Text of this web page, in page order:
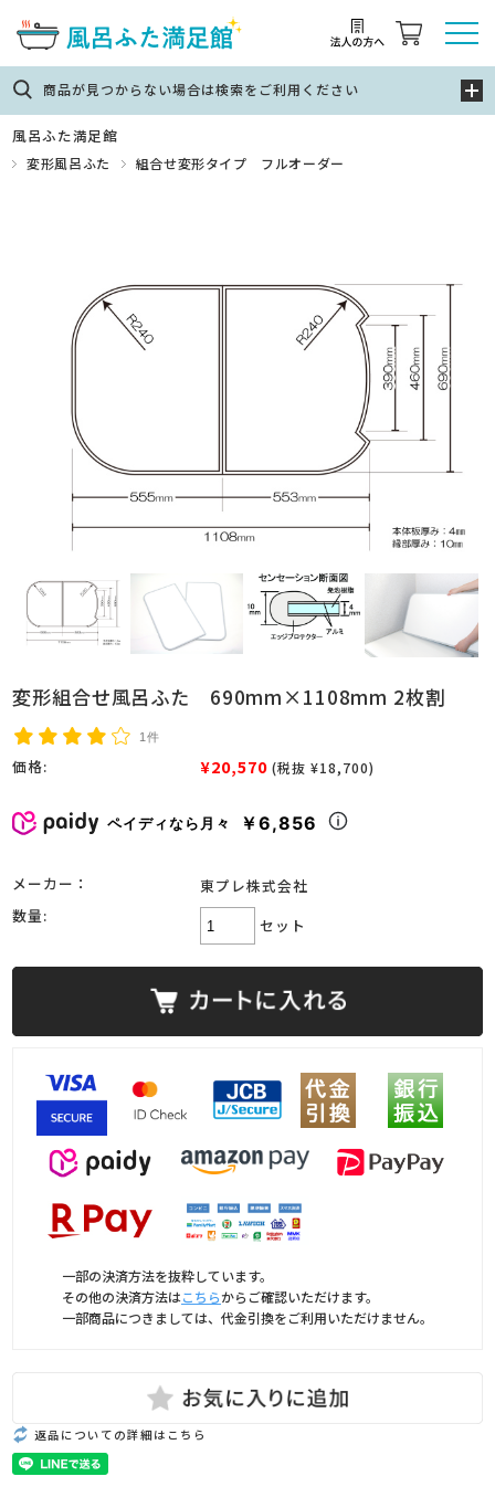
商品が見つからない場合は検索をご利用ください
風呂ふた満足館
変形風呂ふた 組合せ変形タイプ フルオーダー
変形組合せ風呂ふた 690mm×1108mm 2枚割
1件
価格: ¥20,570 (税抜 ¥18,700)
ペイディなら月々 ￥6,856
メーカー：
東プレ株式会社
数量:
セット
一部の決済方法を抜粋しています。
その他の決済方法はこちらからご確認いただけます。
一部商品につきましては、代金引換をご利用いただけません。
返品についての詳細はこちら